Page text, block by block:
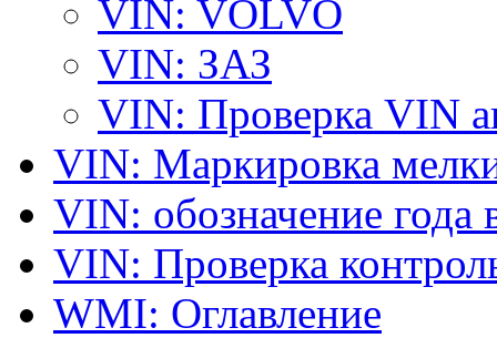
VIN: VOLVO
VIN: ЗАЗ
VIN: Проверка VIN
VIN: Маркировка
VIN: обозначение года
VIN: Проверка
WMI: Оглавление